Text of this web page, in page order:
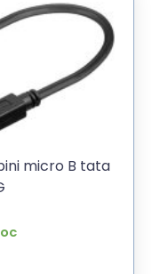
micro B tata